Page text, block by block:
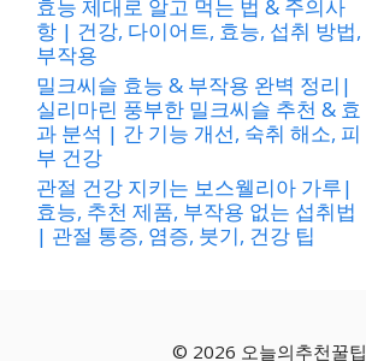
효능 제대로 알고 먹는 법 & 주의사
항 | 건강, 다이어트, 효능, 섭취 방법,
부작용
밀크씨슬 효능 & 부작용 완벽 정리|
실리마린 풍부한 밀크씨슬 추천 & 효
과 분석 | 간 기능 개선, 숙취 해소, 피
부 건강
관절 건강 지키는 보스웰리아 가루|
효능, 추천 제품, 부작용 없는 섭취법
| 관절 통증, 염증, 붓기, 건강 팁
© 2026 오늘의추천꿀팁